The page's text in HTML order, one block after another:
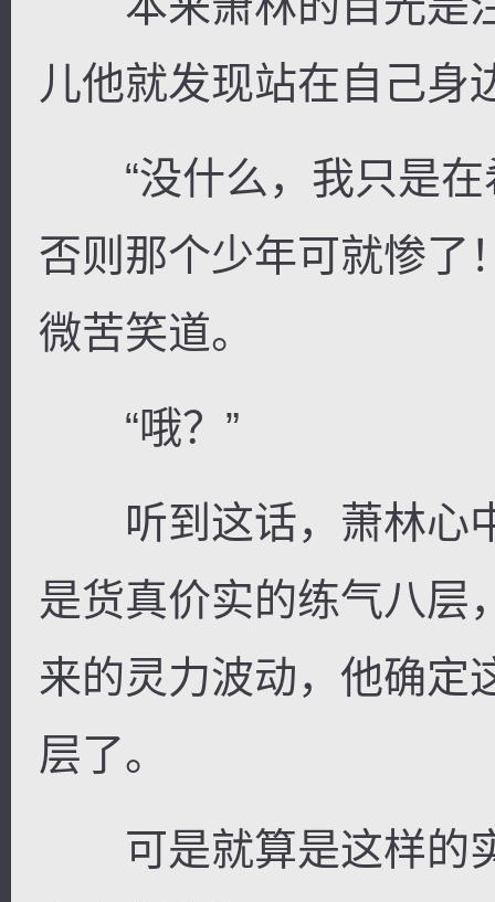
儿他就发现站在自己身
“没什么，我只是在
否则那个少年可就惨了
微苦笑道。
“哦？”
听到这话，萧林心
是货真价实的练气八层
来的灵力波动，他确定
层了。
可是就算是这样的